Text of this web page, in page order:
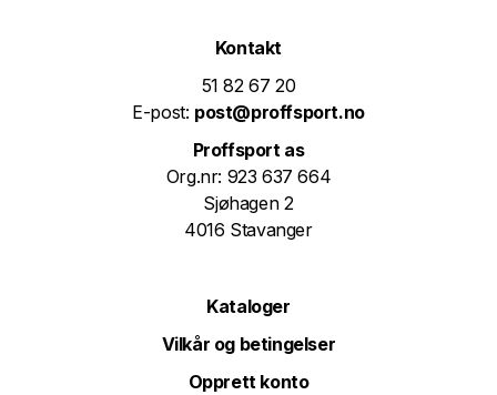
Kontakt
51 82 67 20
E-post: post@proffsport.no
Proffsport as
Org.nr: 923 637 664
Sjøhagen 2
4016 Stavanger
Kataloger
Vilkår og betingelser
Opprett konto